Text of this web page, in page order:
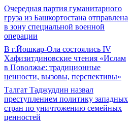
Очередная партия гуманитарного
груза из Башкортостана отправлена
в зону специальной военной
операции
В г.Йошкар-Ола состоялись IV
Хафизитдиновские чтения «Ислам
в Поволжье: традиционные
ценности, вызовы, перспективы»
Талгат Таджуддин назвал
преступлением политику западных
стран по уничтожению семейных
ценностей